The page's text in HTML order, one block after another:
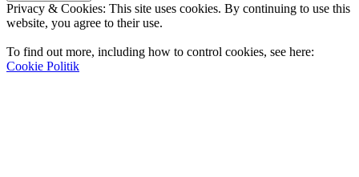
Privacy & Cookies: This site uses cookies. By continuing to use this
website, you agree to their use.
To find out more, including how to control cookies, see here:
Cookie Politik